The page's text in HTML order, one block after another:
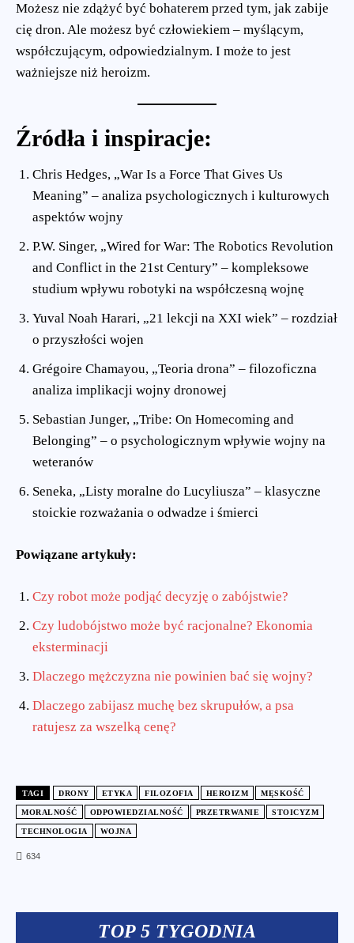
TOP 5 TYGODNIA
Możesz nie zdążyć być bohaterem przed tym, jak zabije
cię dron. Ale możesz być człowiekiem – myślącym,
współczującym, odpowiedzialnym. I może to jest
ważniejsze niż heroizm.
Źródła i inspiracje:
Chris Hedges, „War Is a Force That Gives Us
Meaning” – analiza psychologicznych i kulturowych
aspektów wojny
P.W. Singer, „Wired for War: The Robotics Revolution
and Conflict in the 21st Century” – kompleksowe
studium wpływu robotyki na współczesną wojnę
Yuval Noah Harari, „21 lekcji na XXI wiek” – rozdział
o przyszłości wojen
Grégoire Chamayou, „Teoria drona” – filozoficzna
analiza implikacji wojny dronowej
Sebastian Junger, „Tribe: On Homecoming and
Belonging” – o psychologicznym wpływie wojny na
weteranów
Seneka, „Listy moralne do Lucyliusza” – klasyczne
stoickie rozważania o odwadze i śmierci
Powiązane artykuły:
Czy robot może podjąć decyzję o zabójstwie?
Czy ludobójstwo może być racjonalne? Ekonomia
eksterminacji
Dlaczego mężczyzna nie powinien bać się wojny?
Dlaczego zabijasz muchę bez skrupułów, a psa
ratujesz za wszelką cenę?
TAGI DRONY ETYKA FILOZOFIA HEROIZM MĘSKOŚĆ
MORALNOŚĆ ODPOWIEDZIALNOŚĆ PRZETRWANIE STOICYZM
TECHNOLOGIA WOJNA
634